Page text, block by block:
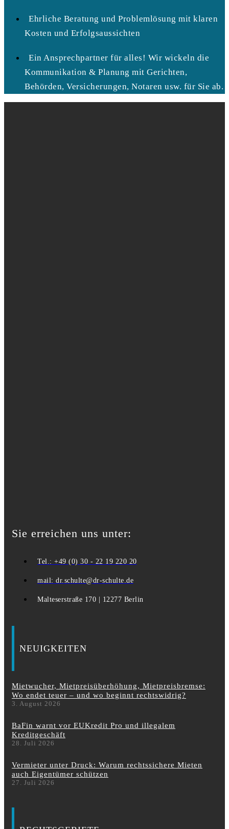
Ehrliche Beratung und Problemlösung mit klaren
Kosten und Erfolgsaussichten
Ein Ansprechpartner für alles! Wir wickeln die
Kommunikation & Planung mit Gerichten,
Behörden, Versicherungen, Notaren usw. für Sie ab.
Sie erreichen uns unter:
Tel.: +49 (0) 30 - 22 19 220 20
mail: dr.schulte@dr-schulte.de
Malteserstraße 170 | 12277 Berlin
NEUIGKEITEN
Mietwucher, Mietpreisüberhöhung, Mietpreisbremse:
Wo endet teuer – und wo beginnt rechtswidrig?
3. August 2026
BaFin warnt vor EUKredit Pro und illegalem
Kreditgeschäft
28. Juli 2026
Vermieter unter Druck: Warum rechtssichere Mieten
auch Eigentümer schützen
27. Juli 2026